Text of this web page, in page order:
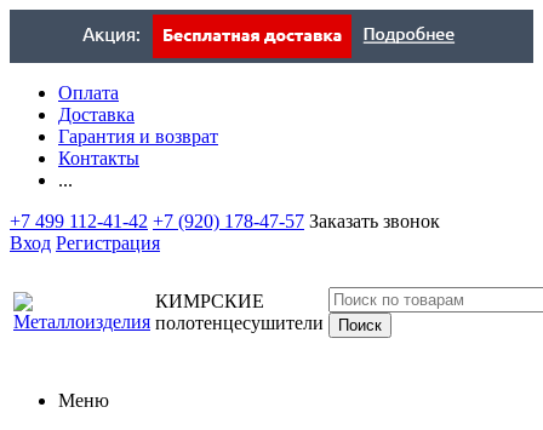
Оплата
Доставка
Гарантия и возврат
Контакты
...
+7 499 112-41-42 +7 (920) 178-47-57 Заказать звонок
Вход Регистрация
КИМРСКИЕ
полотенцесушители
Меню